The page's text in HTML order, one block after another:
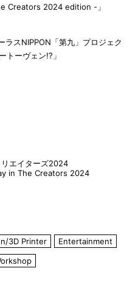
Creators 2024 edition -」
ラスNIPPON「第九」プロジェク
トーヴェン!?」
エイターズ2024
in The Creators 2024
3D Printer
Entertainment